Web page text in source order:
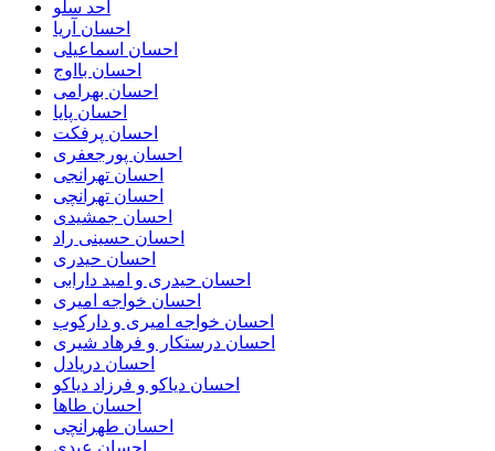
احد سلو
احسان آریا
احسان اسماعیلی
احسان بااوج
احسان بهرامی
احسان پایا
احسان پرفکت
احسان پورجعفری
احسان تهرانجی
احسان تهرانچی
احسان جمشیدی
احسان حسینی راد
احسان حیدری
احسان حیدری و امید دارابی
احسان خواجه امیری
احسان خواجه امیری و دارکوب
احسان درستكار و فرهاد شيرى
احسان دریادل
احسان دیاکو و فرزاد دیاکو
احسان طاها
احسان طهرانچی
احسان عبدی